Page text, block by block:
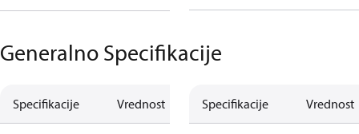
Generalno Specifikacije
Specifikacije Vrednost Specifikacije Vrednost